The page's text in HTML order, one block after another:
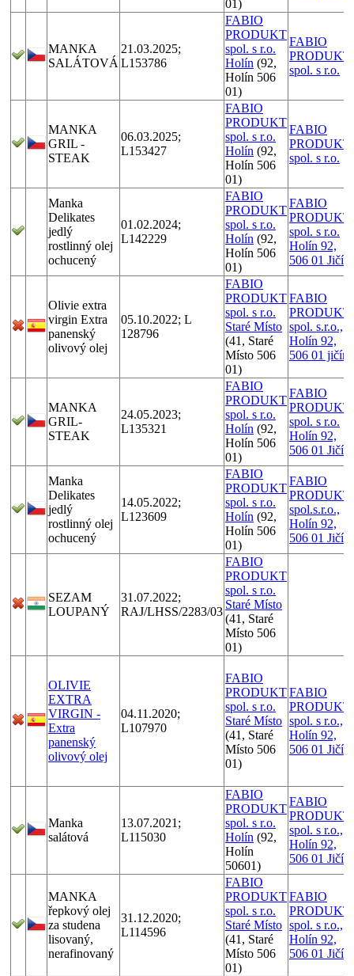
01)
MANKA
SALÁTOVÁ
21.03.2025;
L153786
FABIO
PRODUKT
spol. s r.o.
Holín (92,
Holín 506
01)
FABIO
PRODUKT
spol. s r.o.
MANKA
GRIL -
STEAK
06.03.2025;
L153427
FABIO
PRODUKT
spol. s r.o.
Holín (92,
Holín 506
01)
FABIO
PRODUKT
spol. s r.o.
Manka
Delikates
jedlý
rostlinný olej
ochucený
01.02.2024;
L142229
FABIO
PRODUKT
spol. s r.o.
Holín (92,
Holín 506
01)
FABIO
PRODUKT
spol. s r.o.
Holín 92,
506 01 Jičín
Olivie extra
virgin Extra
panenský
olivový olej
05.10.2022; L
128796
FABIO
PRODUKT
spol. s r.o.
Staré Místo
(41, Staré
Místo 506
01)
FABIO
PRODUKT
spol. s.r.o.,
Holín 92,
506 01 jičín
MANKA
GRIL-
STEAK
24.05.2023;
L135321
FABIO
PRODUKT
spol. s r.o.
Holín (92,
Holín 506
01)
FABIO
PRODUKT
spol. s r.o.
Holín 92,
506 01 Jičín
Manka
Delikates
jedlý
rostlinný olej
ochucený
14.05.2022;
L123609
FABIO
PRODUKT
spol. s r.o.
Holín (92,
Holín 506
01)
FABIO
PRODUKT
spol.s.r.o.,
Holín 92,
506 01 Jičín
SEZAM
LOUPANÝ
31.07.2022;
RAJ/LHSS/2283/03
FABIO
PRODUKT
spol. s r.o.
Staré Místo
(41, Staré
Místo 506
01)
OLIVIE
EXTRA
VIRGIN -
Extra
panenský
olivový olej
04.11.2020;
L107970
FABIO
PRODUKT
spol. s r.o.
Staré Místo
(41, Staré
Místo 506
01)
FABIO
PRODUKT
spol. s r.o.,
Holín 92,
506 01 Jičín
Manka
salátová
13.07.2021;
L115030
FABIO
PRODUKT
spol. s r.o.
Holín (92,
Holín
50601)
FABIO
PRODUKT
spol. s r.o.,
Holín 92,
506 01 Jičín
MANKA
řepkový olej
za studena
lisovaný,
nerafinovaný
31.12.2020;
L114596
FABIO
PRODUKT
spol. s r.o.
Staré Místo
(41, Staré
Místo 506
01)
FABIO
PRODUKT
spol. s r.o.,
Holín 92,
506 01 Jičín